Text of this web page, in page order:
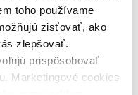
toho používame
zisťovať, ako
zlepšovať.
prispôsobovať
Marketingové cookies
čítaná - výborný stav
titulov)
čítaná - mierne
(0 titulov)čítané verzie